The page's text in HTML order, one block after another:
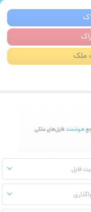
رهن و اجاره
ملک
فایل